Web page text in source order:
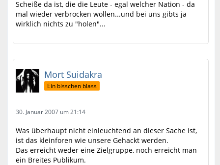
Scheiße da ist, die die Leute - egal welcher Nation - da
mal wieder verbrocken wollen...und bei uns gibts ja
wirklich nichts zu "holen"...
Mort Suidakra
Ein bisschen blass
30. Januar 2007 um 21:14
Was überhaupt nicht einleuchtend an dieser Sache ist,
ist das kleinforen wie unsere Gehackt werden.
Das erreicht weder eine Zielgruppe, noch erreicht man
ein Breites Publikum.